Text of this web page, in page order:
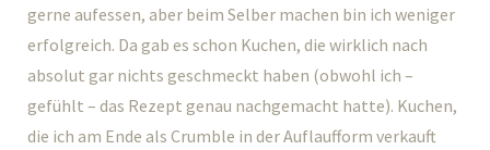
gerne aufessen, aber beim Selber machen bin ich weniger
erfolgreich. Da gab es schon Kuchen, die wirklich nach
absolut gar nichts geschmeckt haben (obwohl ich –
gefühlt – das Rezept genau nachgemacht hatte). Kuchen,
die ich am Ende als Crumble in der Auflaufform verkauft